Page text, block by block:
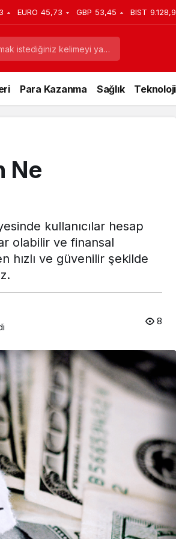
EURO 45,73 GBP 53,45 BIST
Para Kazanma Sağlık Teknoloji
Ne
kullanıcılar hesap
olabilir ve finansal
hızlı ve güvenilir şekilde
8